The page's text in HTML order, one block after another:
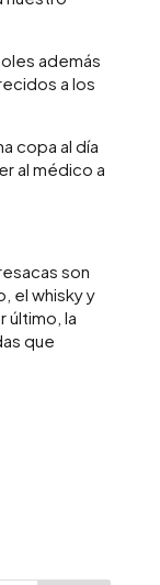
además
a los
copa al día
al médico a
son
el whisky y
último, la
que